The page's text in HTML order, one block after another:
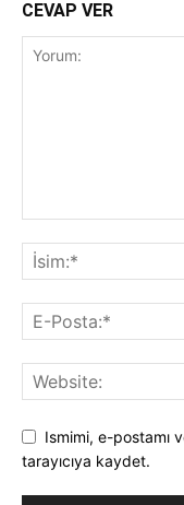
CEVAP VER
Ismimi, e-postamı
tarayıcıya kaydet.